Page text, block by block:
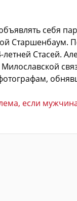
себя
Старшенбаум.
Стасей.
если